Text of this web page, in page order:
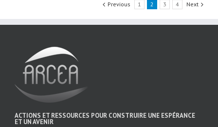
Previous 1 2 3 4 Next
ACTIONS ET RESSOURCES POUR CONSTRUIRE UNE ESPÉRANCE
ET UN AVENIR